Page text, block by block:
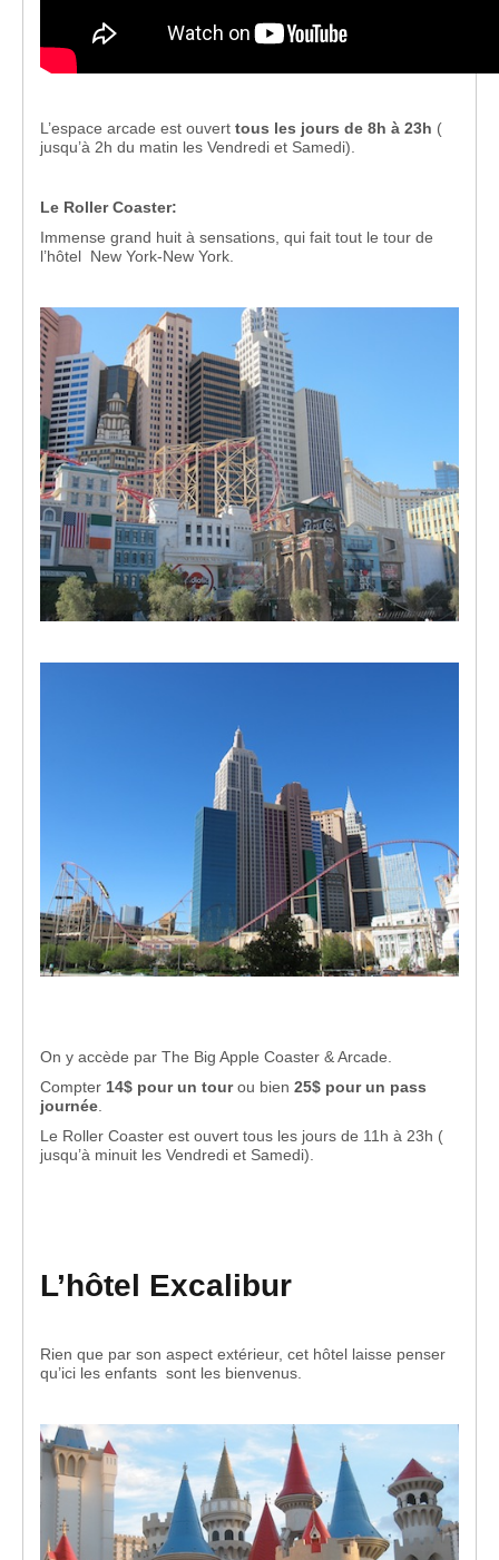
L’espace arcade est ouvert tous les jours de 8h à 23h (
jusqu’à 2h du matin les Vendredi et Samedi).
Le Roller Coaster:
Immense grand huit à sensations, qui fait tout le tour de
l’hôtel New York-New York.
On y accède par The Big Apple Coaster & Arcade.
Compter 14$ pour un tourou bien 25$ pour un pass
journée.
Le Roller Coaster est ouvert tous les jours de 11h à 23h (
jusqu’à minuit les Vendredi et Samedi).
L’hôtel Excalibur
Rien que par son aspect extérieur, cet hôtel laisse penser
qu’ici les enfants sont les bienvenus.